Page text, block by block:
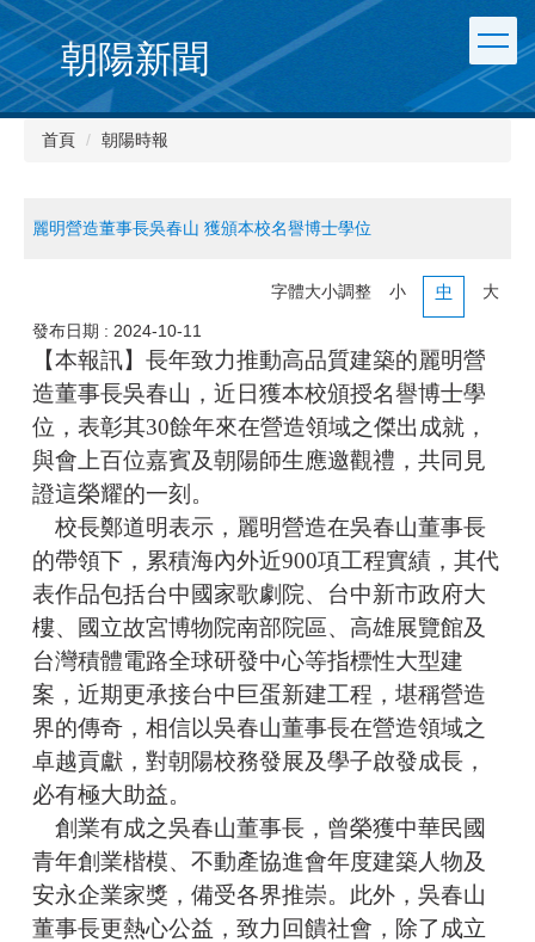
朝陽新聞
首頁 朝陽時報
麗明營造董事長吳春山 獲頒本校名譽博士學位
字體大小調整 小 中 大
發布日期 : 2024-10-11
【本報訊】長年致力推動高品質建築的麗明營
造董事長吳春山，近日獲本校頒授名譽博士學
位，表彰其30餘年來在營造領域之傑出成就，
與會上百位嘉賓及朝陽師生應邀觀禮，共同見
證這榮耀的一刻。
校長鄭道明表示，麗明營造在吳春山董事長
的帶領下，累積海內外近900項工程實績，其代
表作品包括台中國家歌劇院、台中新市政府大
樓、國立故宮博物院南部院區、高雄展覽館及
台灣積體電路全球研發中心等指標性大型建
案，近期更承接台中巨蛋新建工程，堪稱營造
界的傳奇，相信以吳春山董事長在營造領域之
卓越貢獻，對朝陽校務發展及學子啟發成長，
必有極大助益。
創業有成之吳春山董事長，曾榮獲中華民國
青年創業楷模、不動產協進會年度建築人物及
安永企業家獎，備受各界推崇。此外，吳春山
董事長更熱心公益，致力回饋社會，除了成立